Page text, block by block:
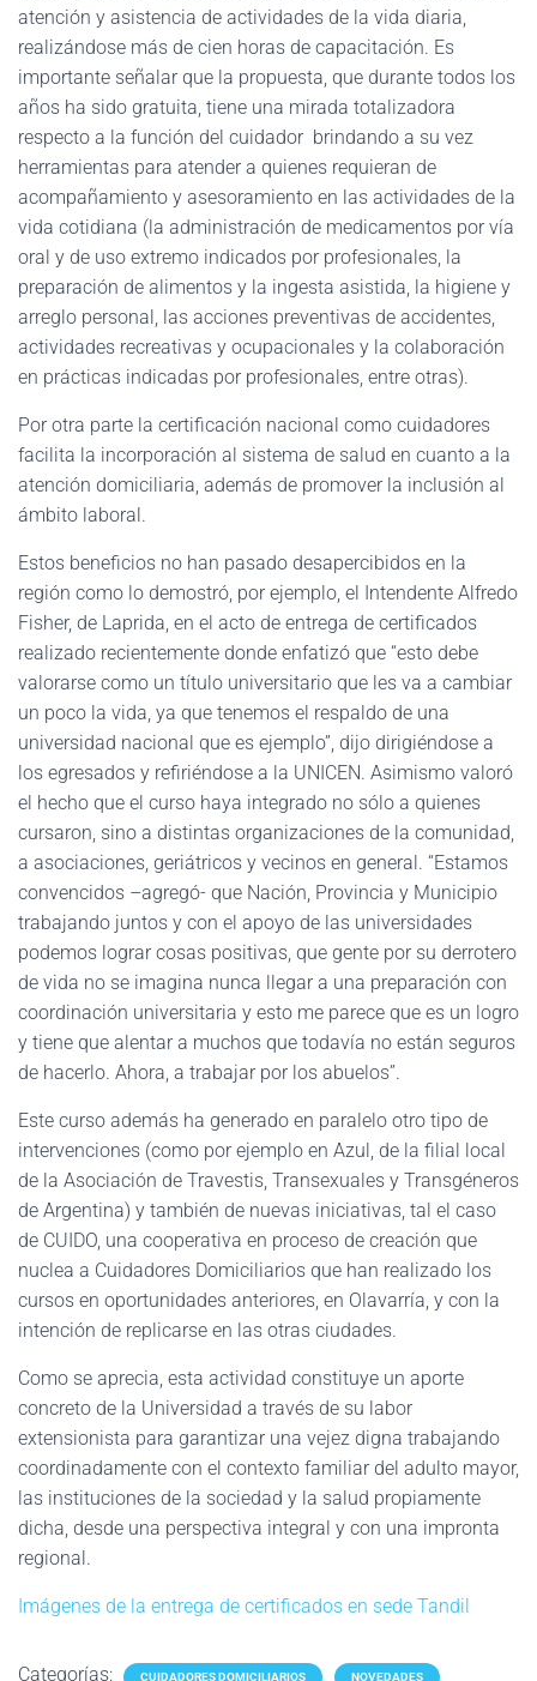
atención y asistencia de actividades de la vida diaria,
realizándose más de cien horas de capacitación. Es
importante señalar que la propuesta, que durante todos los
años ha sido gratuita, tiene una mirada totalizadora
respecto a la función del cuidador brindando a su vez
herramientas para atender a quienes requieran de
acompañamiento y asesoramiento en las actividades de la
vida cotidiana (la administración de medicamentos por vía
oral y de uso extremo indicados por profesionales, la
preparación de alimentos y la ingesta asistida, la higiene y
arreglo personal, las acciones preventivas de accidentes,
actividades recreativas y ocupacionales y la colaboración
en prácticas indicadas por profesionales, entre otras).
Por otra parte la certificación nacional como cuidadores
facilita la incorporación al sistema de salud en cuanto a la
atención domiciliaria, además de promover la inclusión al
ámbito laboral.
Estos beneficios no han pasado desapercibidos en la
región como lo demostró, por ejemplo, el Intendente Alfredo
Fisher, de Laprida, en el acto de entrega de certificados
realizado recientemente donde enfatizó que “esto debe
valorarse como un título universitario que les va a cambiar
un poco la vida, ya que tenemos el respaldo de una
universidad nacional que es ejemplo”, dijo dirigiéndose a
los egresados y refiriéndose a la UNICEN. Asimismo valoró
el hecho que el curso haya integrado no sólo a quienes
cursaron, sino a distintas organizaciones de la comunidad,
a asociaciones, geriátricos y vecinos en general. “Estamos
convencidos –agregó- que Nación, Provincia y Municipio
trabajando juntos y con el apoyo de las universidades
podemos lograr cosas positivas, que gente por su derrotero
de vida no se imagina nunca llegar a una preparación con
coordinación universitaria y esto me parece que es un logro
y tiene que alentar a muchos que todavía no están seguros
de hacerlo. Ahora, a trabajar por los abuelos”.
Este curso además ha generado en paralelo otro tipo de
intervenciones (como por ejemplo en Azul, de la filial local
de la Asociación de Travestis, Transexuales y Transgéneros
de Argentina) y también de nuevas iniciativas, tal el caso
de CUIDO, una cooperativa en proceso de creación que
nuclea a Cuidadores Domiciliarios que han realizado los
cursos en oportunidades anteriores, en Olavarría, y con la
intención de replicarse en las otras ciudades.
Como se aprecia, esta actividad constituye un aporte
concreto de la Universidad a través de su labor
extensionista para garantizar una vejez digna trabajando
coordinadamente con el contexto familiar del adulto mayor,
las instituciones de la sociedad y la salud propiamente
dicha, desde una perspectiva integral y con una impronta
regional.
Imágenes de la entrega de certificados en sede Tandil
Categorías: CUIDADORES DOMICILIARIOS NOVEDADES